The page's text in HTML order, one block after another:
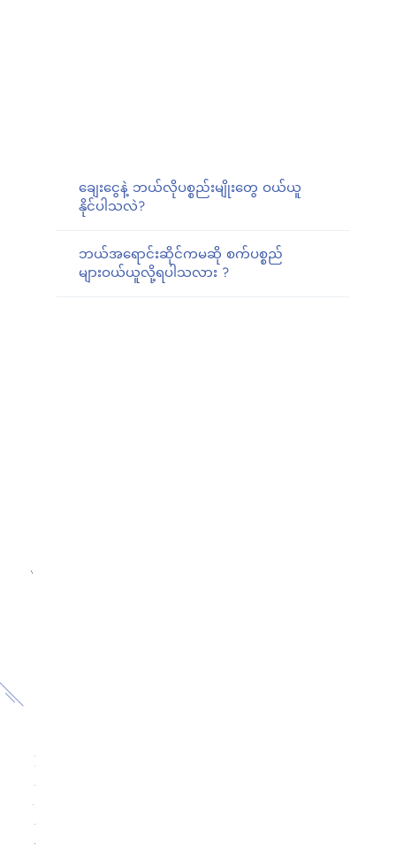
ချေးငွေနဲ့ ဘယ်လိုပစ္စည်းမျိုးတွေ ဝယ်ယူ
နိုင်ပါသလဲ?
ဘယ်အရောင်းဆိုင်ကမဆို စက်ပစ္စည်
များဝယ်ယူလို့ရပါသလား ?